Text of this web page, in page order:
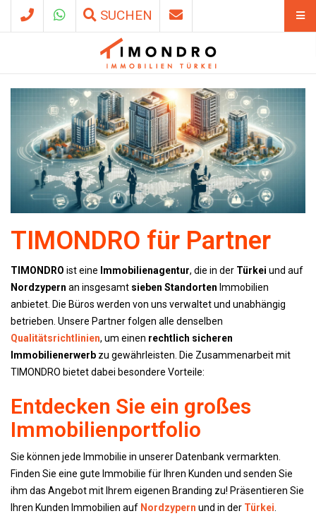
SUCHEN
TIMONDRO für Partner
TIMONDRO ist eine Immobilienagentur, die in der Türkei und auf
Nordzypern an insgesamt sieben Standorten Immobilien
anbietet. Die Büros werden von uns verwaltet und unabhängig
betrieben. Unsere Partner folgen alle denselben
Qualitätsrichtlinien, um einen rechtlich sicheren
Immobilienerwerb zu gewährleisten. Die Zusammenarbeit mit
TIMONDRO bietet dabei besondere Vorteile:
Entdecken Sie ein großes
Immobilienportfolio
Sie können jede Immobilie in unserer Datenbank vermarkten.
Finden Sie eine gute Immobilie für Ihren Kunden und senden Sie
ihm das Angebot mit Ihrem eigenen Branding zu! Präsentieren Sie
Ihren Kunden Immobilien auf Nordzypern und in der Türkei